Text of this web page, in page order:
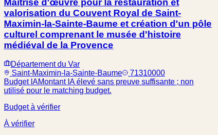
Maîtrise d'œuvre pour la restauration et
valorisation du Couvent Royal de Saint-
Maximin-la-Sainte-Baume et création d'un pôle
culturel comprenant le musée d'histoire
médiéval de la Provence
Département du Var
Saint-Maximin-la-Sainte-Baume
71310000
Budget IAMontant IA élevé sans preuve suffisante ; non
utilisé pour le matching budget.
Budget à vérifier
À vérifier